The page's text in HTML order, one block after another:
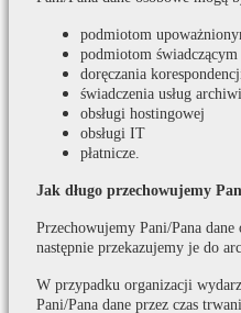
podmiotom
podmiotom świadczącym
doręczania
świadczenia usług
obsługi hostingowej
obsługi IT
płatnicze.
Jak długo przechowujemy
Przechowujemy Pani/Pana
następnie przekazujemy je do
W przypadku organizacji
Pani/Pana dane przez czas